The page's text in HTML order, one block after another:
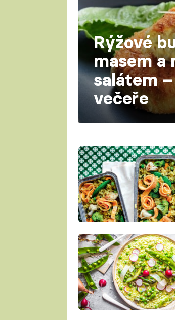
Rýžové
masem a
salátem
večeře